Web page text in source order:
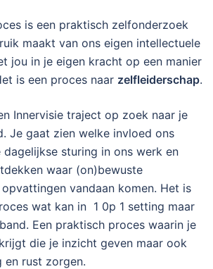
is een praktisch zelfonderzoek
maakt van ons eigen intellectuele
jou in je eigen kracht op een manier
is een proces naar zelfleiderschap.
Innervisie traject op zoek naar je
Je gaat zien welke invloed ons
sturing in ons werk en
waar (on)bewuste
vandaan komen. Het is
wat kan in 1 0p 1 setting maar
Een praktisch proces waarin je
die je inzicht geven maar ook
en rust zorgen.